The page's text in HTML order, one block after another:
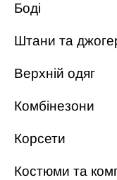
Боді
Штани та
Верхній одяг
Комбінезони
Корсети
Костюми та